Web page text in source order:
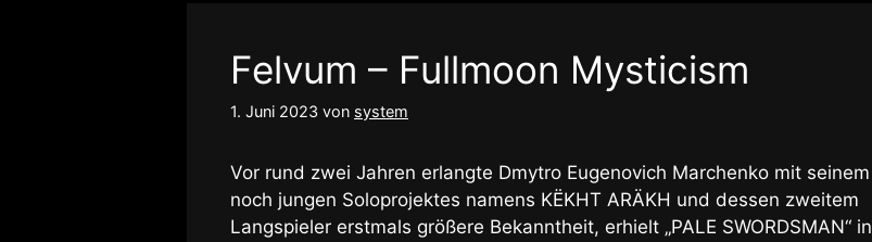
Felvum – Fullmoon Mysticism
1. Juni 2023 von system
Vor rund zwei Jahren erlangte Dmytro Eugenovich Marchenko mit seinem
noch jungen Soloprojektes namens KËKHT ARÄKH und dessen zweitem
Langspieler erstmals größere Bekanntheit, erhielt „PALE SWORDSMAN“ in